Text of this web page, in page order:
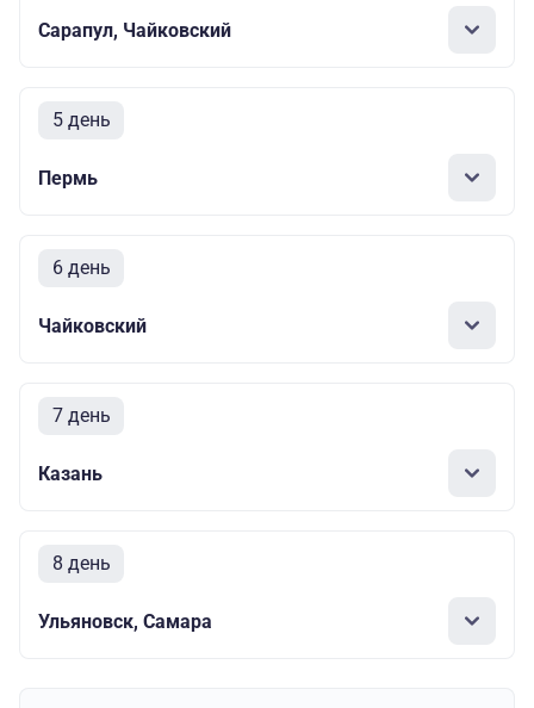
Сарапул, Чайковский
5 день
Пермь
6 день
Чайковский
7 день
Казань
8 день
Ульяновск, Самара